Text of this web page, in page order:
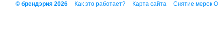
© брендэрия 2026 Как это работает? Карта сайта Снятие мерок